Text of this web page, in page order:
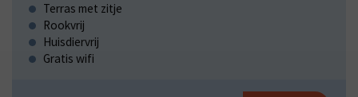
Terras met zitje
Rookvrij
Huisdiervrij
Gratis wifi